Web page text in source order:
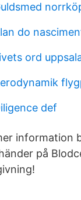
do
ord
def
information
på